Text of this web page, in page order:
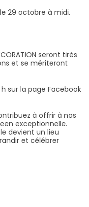
29 octobre à midi.
seront tirés
et se mériteront
sur la page Facebook
à offrir à nos
exceptionnelle.
devient un lieu
et célébrer